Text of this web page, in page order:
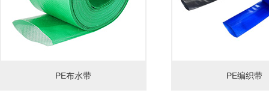
PE布水带 PE编织带